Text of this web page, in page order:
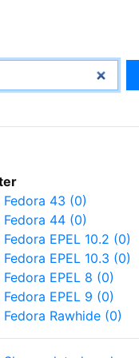
Fedora 43 (0)
Fedora 44 (0)
Fedora EPEL 10.2 (0)
Fedora EPEL 10.3 (0)
Fedora EPEL 8 (0)
Fedora EPEL 9 (0)
Fedora Rawhide (0)